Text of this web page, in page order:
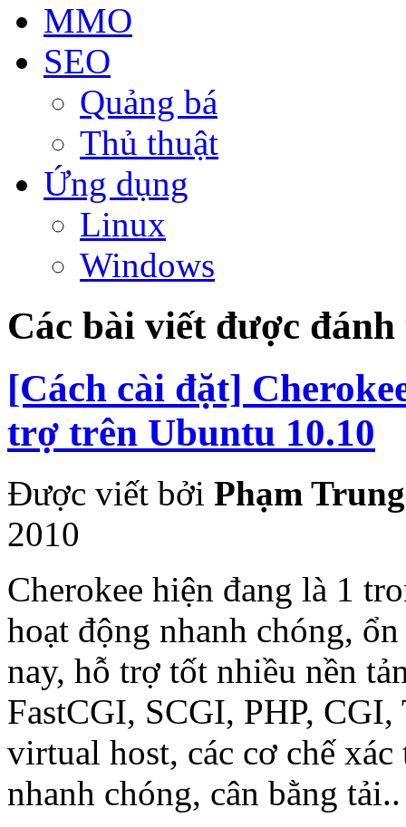
MMO
SEO
Quảng bá
Thủ thuật
Ứng dụng
Linux
Windows
Các bài viết được đánh
[Cách cài đặt]
trợ trên Ubuntu 10.10
Được viết bởi Phạm
2010
Cherokee hiện đang là 1
hoạt động nhanh chóng,
nay, hỗ trợ tốt nhiều nền
FastCGI, SCGI, PHP,
virtual host, các cơ chế
nhanh chóng, cân bằng tải..